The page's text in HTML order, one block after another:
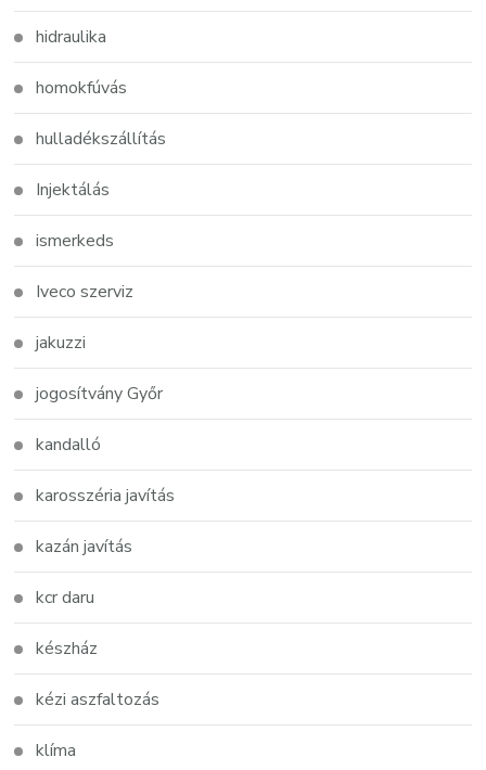
hidraulika
homokfúvás
hulladékszállítás
Injektálás
ismerkeds
Iveco szerviz
jakuzzi
jogosítvány Győr
kandalló
karosszéria javítás
kazán javítás
kcr daru
készház
kézi aszfaltozás
klíma